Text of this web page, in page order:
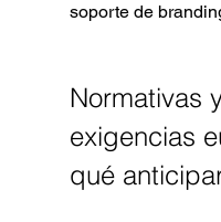
soporte de
Normativas
exigencias
qué